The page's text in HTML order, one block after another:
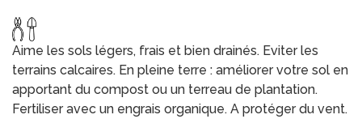
Aime les sols légers, frais et bien drainés. Eviter les
terrains calcaires. En pleine terre : améliorer votre sol en
apportant du compost ou un terreau de plantation.
Fertiliser avec un engrais organique. A protéger du vent.